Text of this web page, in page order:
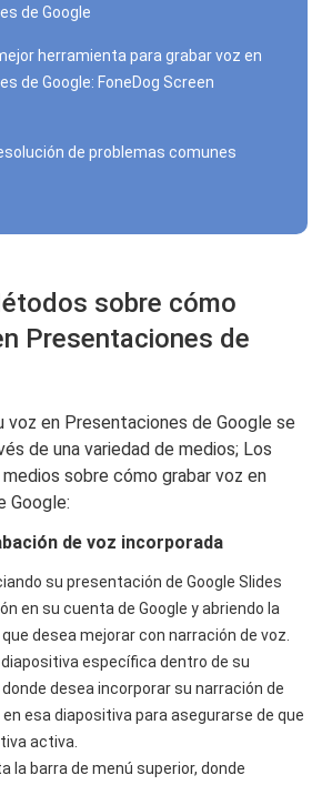
de Google
herramienta para grabar voz en
de Google: FoneDog Screen
de problemas comunes
sobre cómo
Presentaciones de
voz en Presentaciones de Google se
de una variedad de medios; Los
sobre cómo grabar voz en
Google:
de voz incorporada
su presentación de Google Slides
en su cuenta de Google y abriendo la
desea mejorar con narración de voz.
específica dentro de su
desea incorporar su narración de
en esa diapositiva para asegurarse de que
activa.
la barra de menú superior, donde